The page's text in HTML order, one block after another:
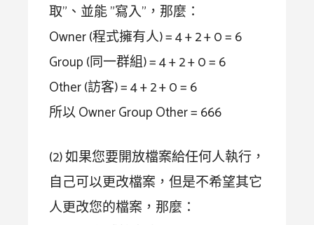
取"、並能 "寫入"，那麼：
Owner (程式擁有人) = 4 + 2 + 0 = 6
Group (同一群組) = 4 + 2 + 0 = 6
Other (訪客) = 4 + 2 + 0 = 6
所以 Owner Group Other = 666
(2) 如果您要開放檔案給任何人執行，
自己可以更改檔案，但是不希望其它
人更改您的檔案，那麼：